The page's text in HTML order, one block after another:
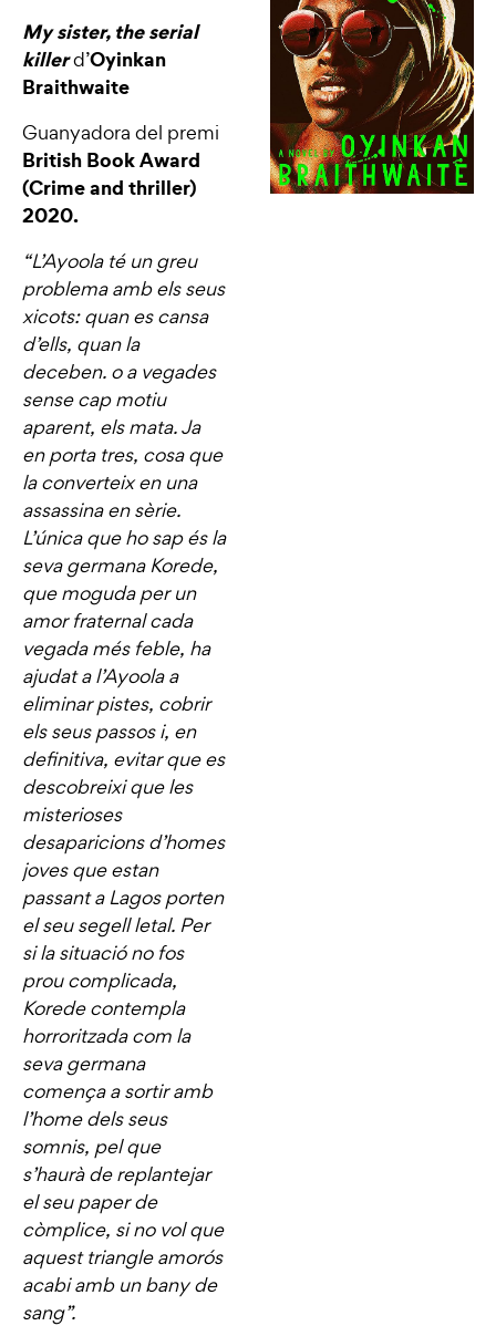
My sister, the serial
killerd’Oyinkan
Braithwaite
Guanyadora del premi
British Book Award
(Crime and thriller)
2020.
“L’Ayoola té un greu
problema amb els seus
xicots: quan es cansa
d’ells, quan la
deceben. o a vegades
sense cap motiu
aparent, els mata. Ja
en porta tres, cosa que
la converteix en una
assassina en sèrie.
L’única que ho sap és la
seva germana Korede,
que moguda per un
amor fraternal cada
vegada més feble, ha
ajudat a l’Ayoola a
eliminar pistes, cobrir
els seus passos i, en
definitiva, evitar que es
descobreixi que les
misterioses
desaparicions d’homes
joves que estan
passant a Lagos porten
el seu segell letal. Per
si la situació no fos
prou complicada,
Korede contempla
horroritzada com la
seva germana
comença a sortir amb
l’home dels seus
somnis, pel que
s’haurà de replantejar
el seu paper de
còmplice, si no vol que
aquest triangle amorós
acabi amb un bany de
sang”.